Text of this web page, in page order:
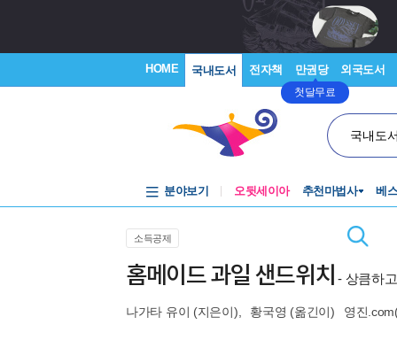
HOME 국내도서 전자책 만권당
첫달무료
외국도서
국내도
분야보기 오뒷세이아 추천마법사 베
소득공제
홈메이드 과일 샌드위치 - 상큼하
나가타 유이 (지은이), 황국영 (옮긴이) 영진